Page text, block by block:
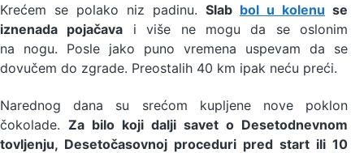
Krećem se polako niz padinu. Slab bol u kolenu se
iznenada pojačava i više ne mogu da se oslonim
na nogu. Posle jako puno vremena uspevam da se
dovučem do zgrade. Preostalih 40 km ipak neću preći.
Narednog dana su srećom kupljene nove poklon
čokolade. Za bilo koji dalji savet o Desetodnevnom
tovljenju, Desetočasovnoj proceduri pred start ili 10